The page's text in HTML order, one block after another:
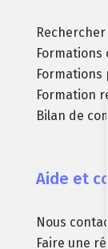
Formations
Formation
Bilan de
Aide et
Nous
Faire une